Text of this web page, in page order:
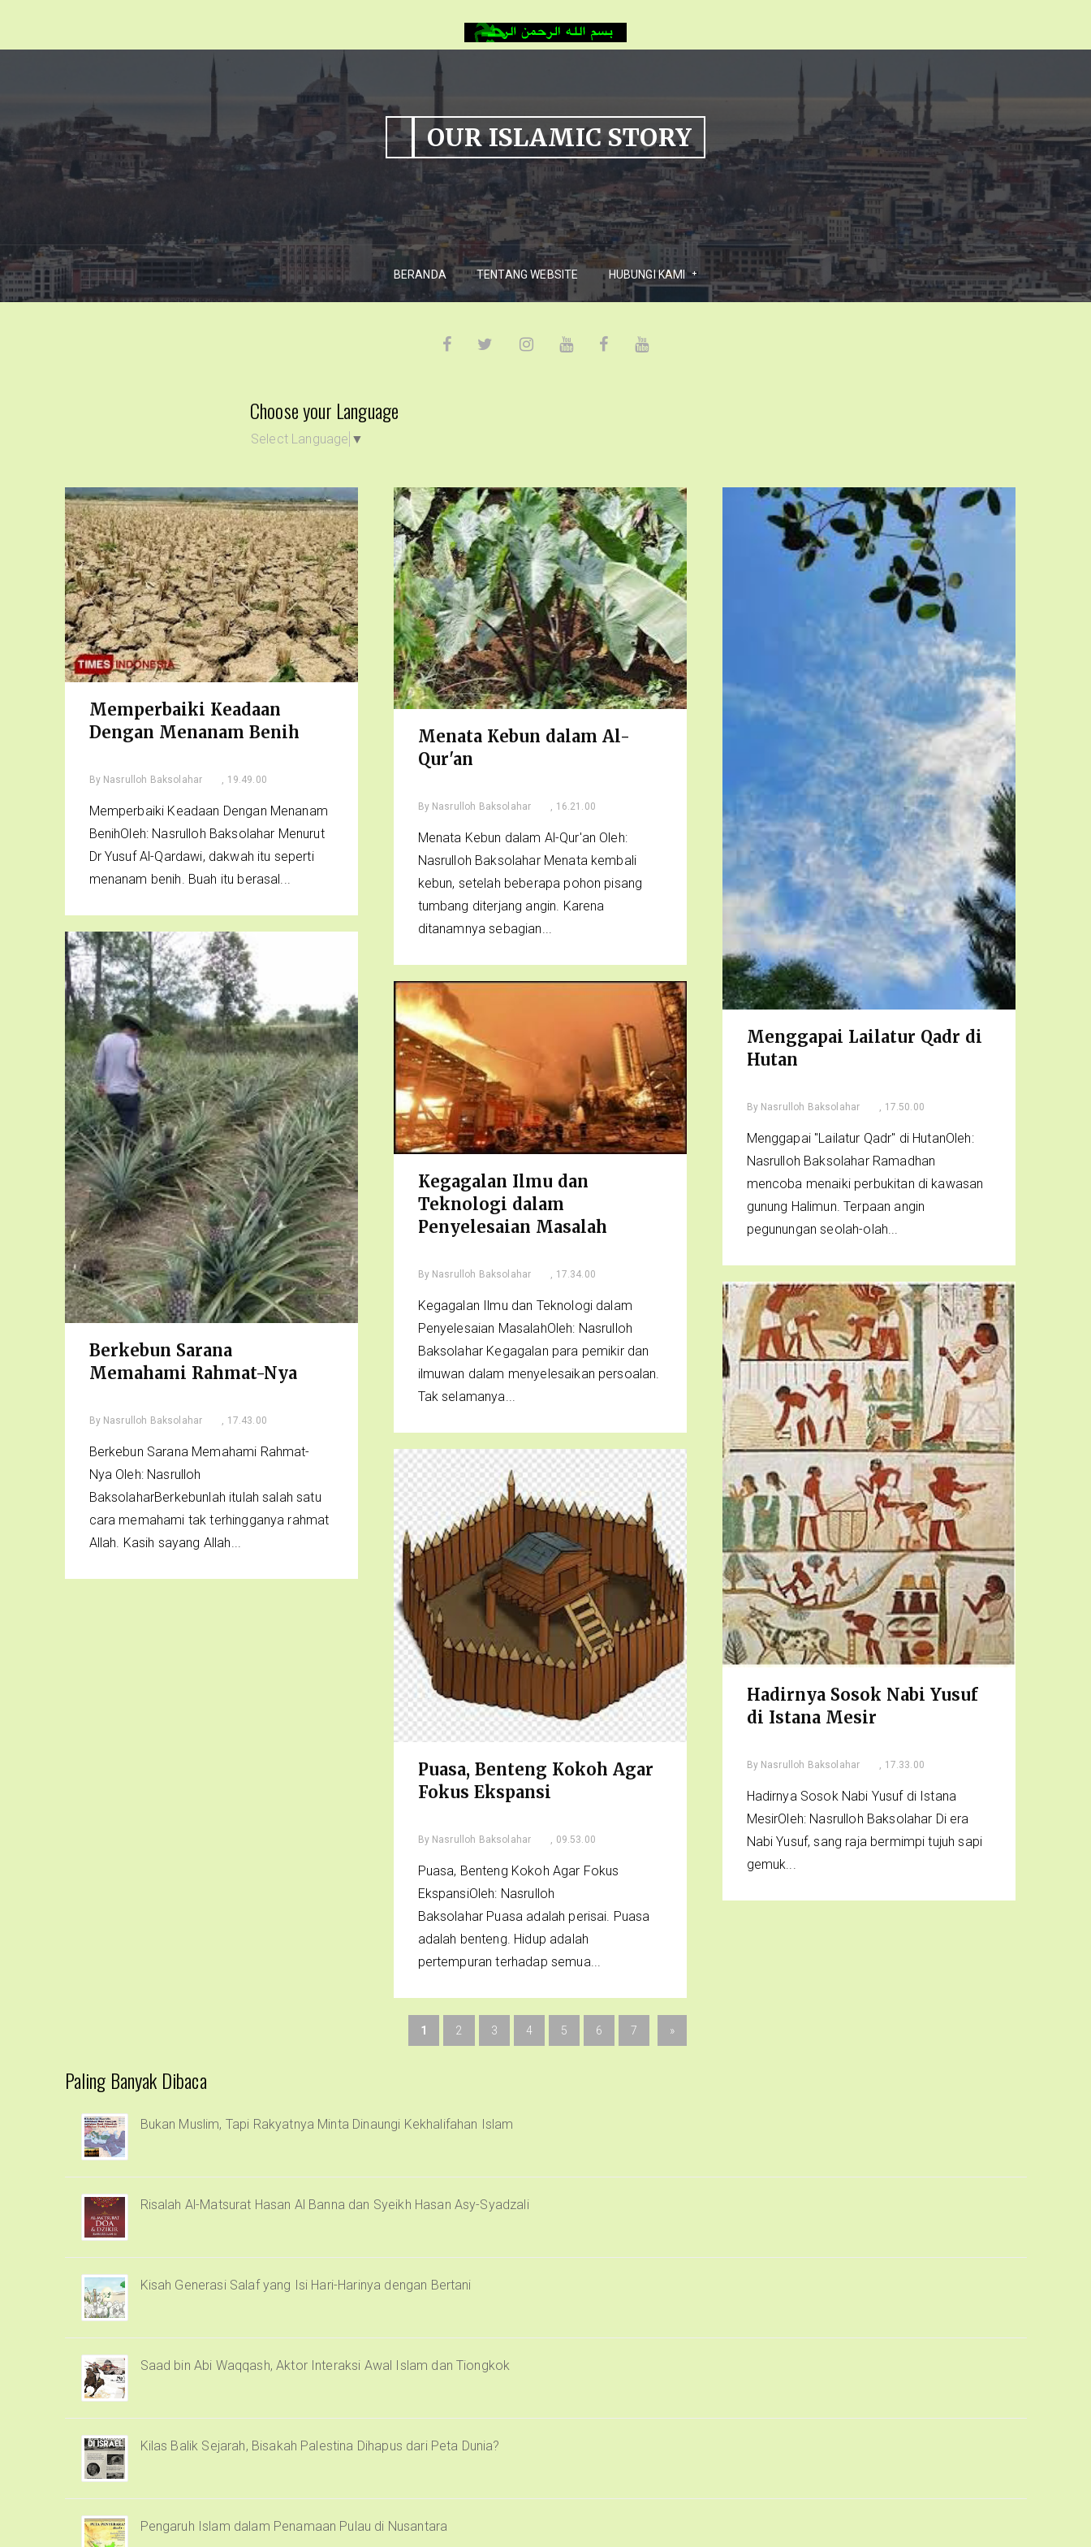
OUR ISLAMIC STORY
BERANDA TENTANG WEBSITE HUBUNGI KAMI
Choose your Language
Select Language ▼
Memperbaiki Keadaan
Dengan Menanam Benih
By Nasrulloh Baksolahar , 19.49.00
Memperbaiki Keadaan Dengan Menanam
BenihOleh: Nasrulloh Baksolahar Menurut
Dr Yusuf Al-Qardawi, dakwah itu seperti
menanam benih. Buah itu berasal...
Menata Kebun dalam Al-
Qur'an
By Nasrulloh Baksolahar , 16.21.00
Menata Kebun dalam Al-Qur'an Oleh:
Nasrulloh Baksolahar Menata kembali
kebun, setelah beberapa pohon pisang
tumbang diterjang angin. Karena
ditanamnya sebagian...
Menggapai Lailatur Qadr di
Hutan
By Nasrulloh Baksolahar , 17.50.00
Menggapai "Lailatur Qadr" di HutanOleh:
Nasrulloh Baksolahar Ramadhan
mencoba menaiki perbukitan di kawasan
gunung Halimun. Terpaan angin
pegunungan seolah-olah...
Berkebun Sarana
Memahami Rahmat-Nya
By Nasrulloh Baksolahar , 17.43.00
Berkebun Sarana Memahami Rahmat-
Nya Oleh: Nasrulloh
BaksolaharBerkebunlah itulah salah satu
cara memahami tak terhingganya rahmat
Allah. Kasih sayang Allah...
Kegagalan Ilmu dan
Teknologi dalam
Penyelesaian Masalah
By Nasrulloh Baksolahar , 17.34.00
Kegagalan Ilmu dan Teknologi dalam
Penyelesaian MasalahOleh: Nasrulloh
Baksolahar Kegagalan para pemikir dan
ilmuwan dalam menyelesaikan persoalan.
Tak selamanya...
Hadirnya Sosok Nabi Yusuf
di Istana Mesir
By Nasrulloh Baksolahar , 17.33.00
Hadirnya Sosok Nabi Yusuf di Istana
MesirOleh: Nasrulloh Baksolahar Di era
Nabi Yusuf, sang raja bermimpi tujuh sapi
gemuk...
Puasa, Benteng Kokoh Agar
Fokus Ekspansi
By Nasrulloh Baksolahar , 09.53.00
Puasa, Benteng Kokoh Agar Fokus
EkspansiOleh: Nasrulloh
Baksolahar Puasa adalah perisai. Puasa
adalah benteng. Hidup adalah
pertempuran terhadap semua...
1 2 3 4 5 6 7 »
Paling Banyak Dibaca
Bukan Muslim, Tapi Rakyatnya Minta Dinaungi Kekhalifahan Islam
Risalah Al-Matsurat Hasan Al Banna dan Syeikh Hasan Asy-Syadzali
Kisah Generasi Salaf yang Isi Hari-Harinya dengan Bertani
Saad bin Abi Waqqash, Aktor Interaksi Awal Islam dan Tiongkok
Kilas Balik Sejarah, Bisakah Palestina Dihapus dari Peta Dunia?
Pengaruh Islam dalam Penamaan Pulau di Nusantara